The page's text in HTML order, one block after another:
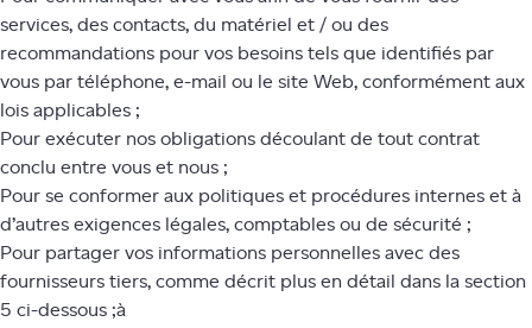
services, des contacts, du matériel et / ou des
recommandations pour vos besoins tels que identifiés par
vous par téléphone, e-mail ou le site Web, conformément aux
lois applicables ;
Pour exécuter nos obligations découlant de tout contrat
conclu entre vous et nous ;
Pour se conformer aux politiques et procédures internes et à
d’autres exigences légales, comptables ou de sécurité ;
Pour partager vos informations personnelles avec des
fournisseurs tiers, comme décrit plus en détail dans la section
5 ci-dessous ;à